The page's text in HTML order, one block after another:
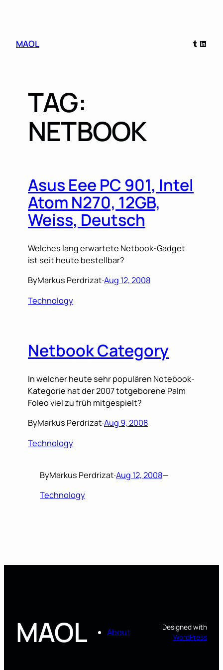
MAOL Tumblr
TAG:
NETBOOK
Asus Eee PC 901, Intel
Atom N270, 12GB,
Weiss, Deutsch
Welches lang erwartete Netbook-Gadget
ist seit heute bestellbar?
ByMarkus Perdrizat·Aug 12, 2008
Technology
Netbook Category
In welcher heute sehr populären Notebook-
Kategorie hat der 2007 totgeborene Palm
Foleo viel zu früh mitgespielt?
ByMarkus Perdrizat·Aug 9, 2008
Technology
ByMarkus Perdrizat·Aug 12, 2008—
Technology
MAOL About
Designed with
WordPress